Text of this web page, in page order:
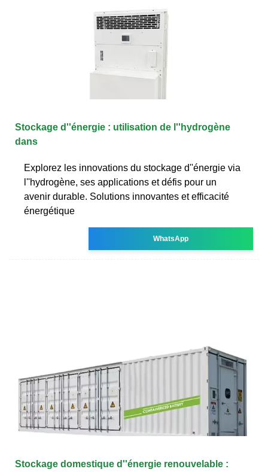
Stockage d''énergie : utilisation de l''hydrogène
dans
Explorez les innovations du stockage d''énergie via
l''hydrogène, ses applications et défis pour un
avenir durable. Solutions innovantes et efficacité
énergétique
WhatsApp
Stockage domestique d''énergie renouvelable :